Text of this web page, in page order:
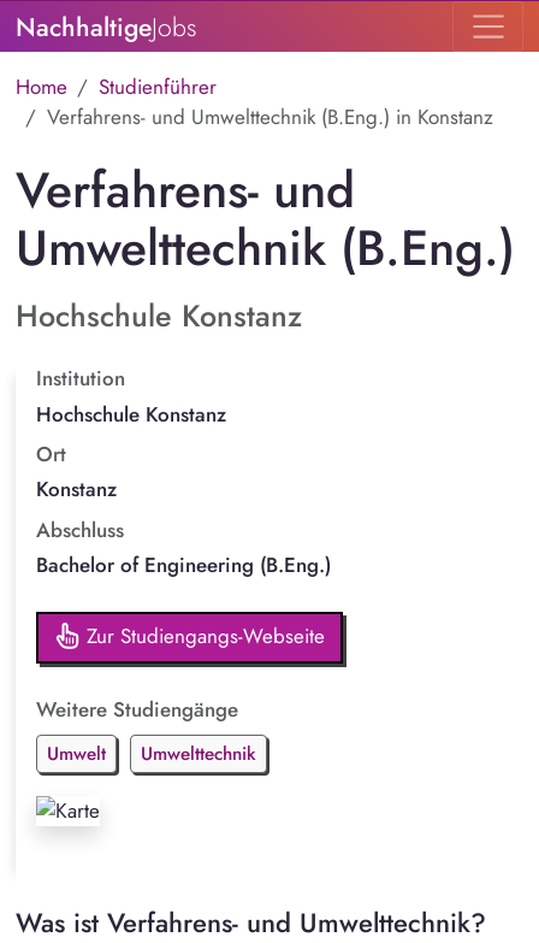
NachhaltigeJobs
Home
Studienführer
Verfahrens- und Umwelttechnik (B.Eng.) in Konstanz
Verfahrens- und
Umwelttechnik (B.Eng.)
Hochschule Konstanz
Institution
Hochschule Konstanz
Ort
Konstanz
Abschluss
Bachelor of Engineering (B.Eng.)
Zur Studiengangs-Webseite
Weitere Studiengänge
Umwelt Umwelttechnik
Was ist Verfahrens- und Umwelttechnik?